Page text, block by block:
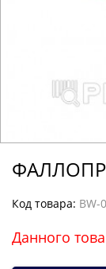
Код товара: BW-
Данного